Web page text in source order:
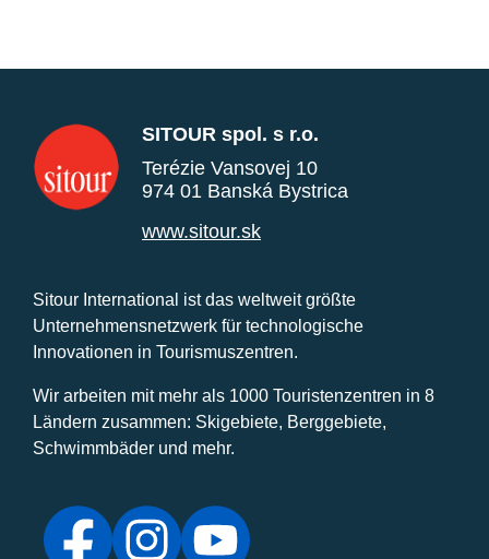
SITOUR spol. s r.o.
Terézie Vansovej 10
974 01 Banská Bystrica
www.sitour.sk
Sitour International ist das weltweit größte
Unternehmensnetzwerk für technologische
Innovationen in Tourismuszentren.
Wir arbeiten mit mehr als 1000 Touristenzentren in 8
Ländern zusammen: Skigebiete, Berggebiete,
Schwimmbäder und mehr.